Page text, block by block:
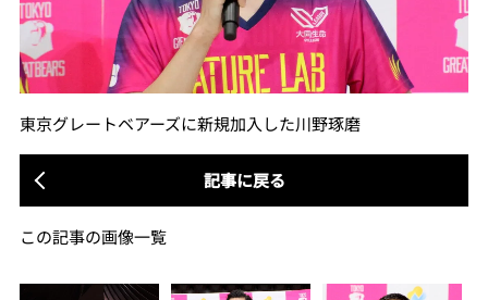
東京グレートベアーズに新規加入した川野琢磨
記事に戻る
この記事の画像一覧